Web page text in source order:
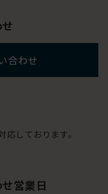
合わせ
しております。
営業日